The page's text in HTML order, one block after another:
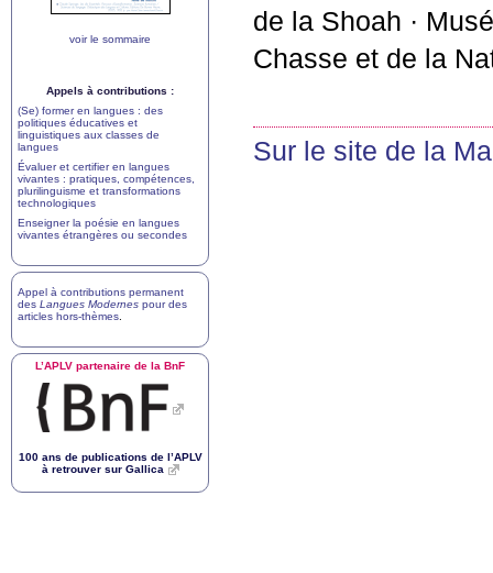
de la Shoah ·
Chasse et de la
Sur le site de la
voir le sommaire
Appels à contributions :
(Se) former en langues : des
politiques éducatives et
linguistiques aux classes de
langues
Évaluer et certifier en langues
vivantes : pratiques, compétences,
plurilinguisme et transformations
technologiques
Enseigner la poésie en langues
vivantes étrangères ou secondes
Appel à contributions permanent
des Langues Modernes pour des
articles hors-thèmes
L’APLV partenaire de la BnF
100 ans de publications de l’APLV
à retrouver sur Gallica